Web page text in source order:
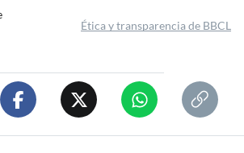
Ética y transparencia de BBCL